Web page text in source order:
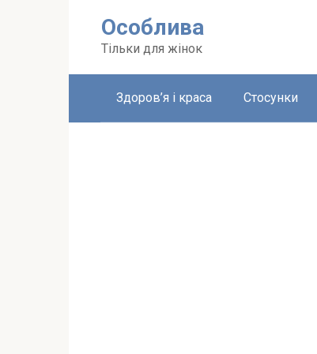
Особлива
Тільки для жінок
Здоров’я і краса Стосунки